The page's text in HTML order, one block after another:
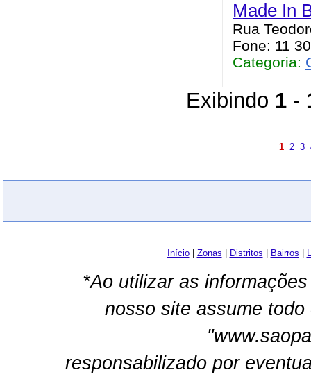
Made In
Rua
Fone: 11
Categoria:
Exibindo 1-
1 2 3
Início| Zonas Distritos Bairros
*Ao utilizar as
nosso site assume
responsabilizado por